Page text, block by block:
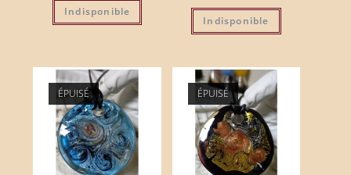
Indisponible
Indisponible
ÉPUISÉ ÉPUISÉ